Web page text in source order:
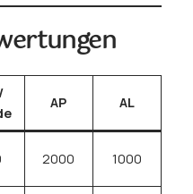
AP AL
2000 1000